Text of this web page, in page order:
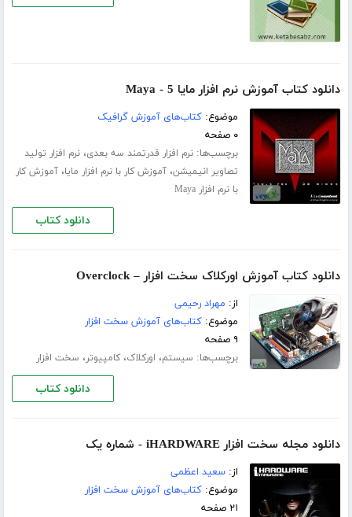
دانلود کتاب آموزش نرم افزار مایا 5 - Maya
موضوع:کتاب‌های آموزش گرافیک
۰ صفحه
برچسب‌ها:نرم افزار قدرتمند سه بعدی،نرم افزار تولید
تصاویر انیمیشن،آموزش کار با نرم افزار مایا،آموزش کار
با نرم افزار Maya
دانلود کتاب
دانلود کتاب آموزش اورکلاک سخت افزار – Overclock
از: مهراد رحیمی
موضوع:کتاب‌های آموزش سخت افزار
۹ صفحه
برچسب‌ها: سیستم، اورکلاک،کامپیوتر، سخت افزار
دانلود کتاب
دانلود مجله سخت افزار iHARDWARE - شماره یک
از:سعید اعظمی
موضوع:کتاب‌های آموزش سخت افزار
۲۱ صفحه